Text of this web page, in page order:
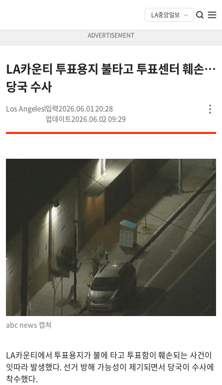
LA카운티 투표용지 불타고 투표센터 훼손…
당국 수사
Los Angeles
2026.06.01 20:28
2026.06.02 09:29
abc news 캡쳐
LA카운티에서 투표용지가 불에 타고 투표함이 훼손되는 사건이
잇따라 발생했다. 선거 방해 가능성이 제기되면서 당국이 수사에
착수했다.